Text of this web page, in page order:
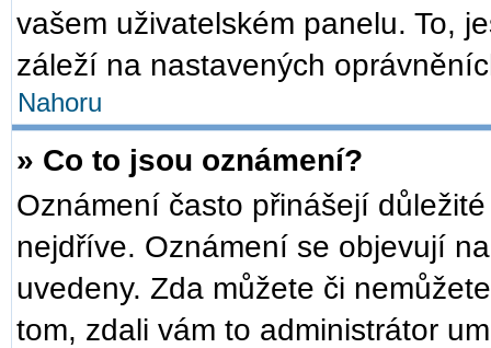
vašem uživatelském panelu. To,
záleží na nastavených
Nahoru
» Co to jsou oznámení?
Oznámení často přinášejí
nejdříve. Oznámení se objevují
uvedeny. Zda můžete či
tom, zdali vám to administrátor